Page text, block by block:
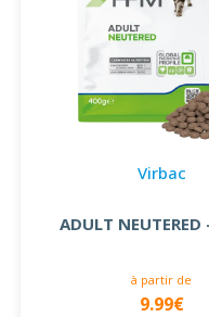
Virbac
ADULT NEUTERED
à partir de
9.99€